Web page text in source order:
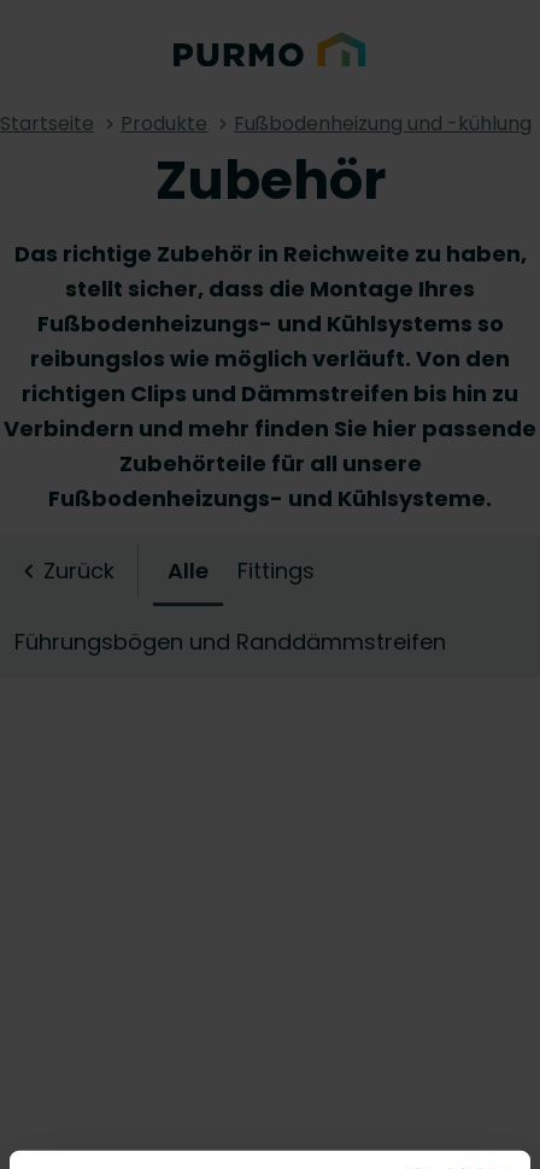
Startseite Produkte Fußbodenheizung und -kühlung
Zubehör
Das richtige Zubehör in Reichweite zu haben,
stellt sicher, dass die Montage Ihres
Fußbodenheizungs- und Kühlsystems so
reibungslos wie möglich verläuft. Von den
richtigen Clips und Dämmstreifen bis hin zu
Verbindern und mehr finden Sie hier passende
Zubehörteile für all unsere
Fußbodenheizungs- und Kühlsysteme.
Zurück Alle Fittings
Führungsbögen und Randdämmstreifen